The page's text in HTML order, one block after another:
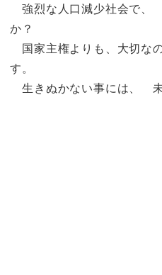
強烈な人口減少社会で、
か？
国家主権よりも、大切な
す。
生きぬかない事には、 未